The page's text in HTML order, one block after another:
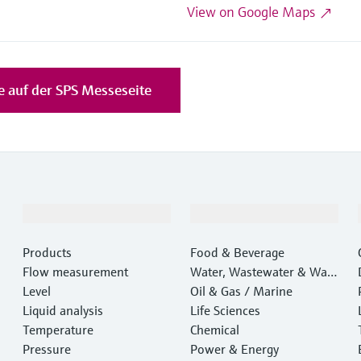
View on Google Maps
der SPS Messeseite
Products
Flow measurement
Level
Liquid analysis
Temperature
Pressure
Food & Beverage
Water, Wastewater & Wast
e
Oil & Gas / Marine
Life Sciences
Chemical
Power & Energy